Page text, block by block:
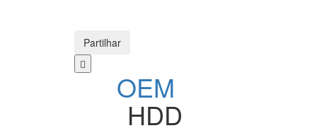
Partilhar
OEM
HDD